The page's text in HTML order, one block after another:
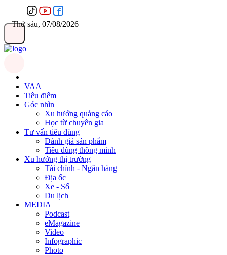
Thứ sáu, 07/08/2026
VAA
Tiêu điểm
Góc nhìn
Xu hướng quảng cáo
Học từ chuyên gia
Tư vấn tiêu dùng
Đánh giá sản phẩm
Tiêu dùng thông minh
Xu hướng thị trường
Tài chính - Ngân hàng
Địa ốc
Xe - Số
Du lịch
MEDIA
Podcast
eMagazine
Video
Infographic
Photo